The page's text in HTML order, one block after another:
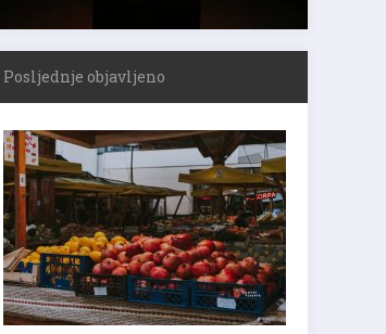
Posljednje objavljeno